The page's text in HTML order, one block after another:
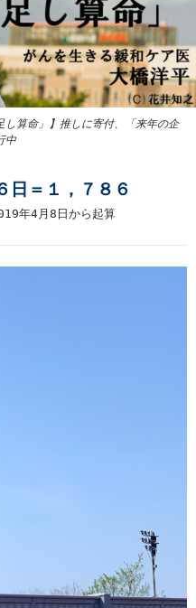
し算命」】推しに寄付、「来年の企
中
日＝１，７８６
年4月8日から起算